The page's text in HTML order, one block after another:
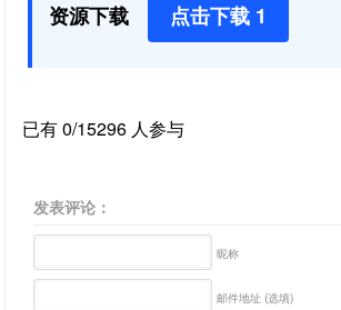
资源下载 点击下载 1
已有 0/15296 人参与
发表评论：
昵称
邮件地址 (选填)